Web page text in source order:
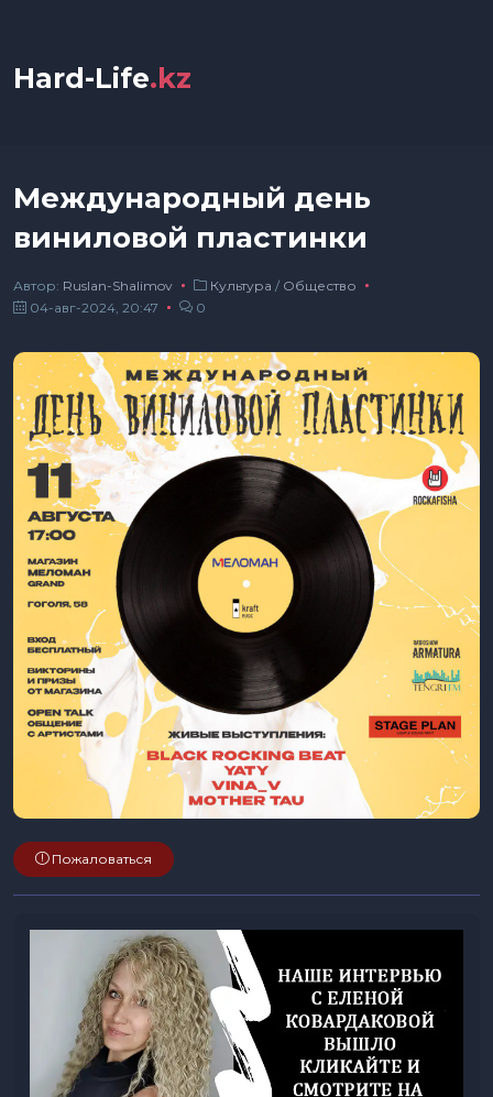
Hard-Life.kz
Международный день
виниловой пластинки
Автор: Ruslan-Shalimov Культура / Общество
04-авг-2024, 20:47
0
Пожаловаться